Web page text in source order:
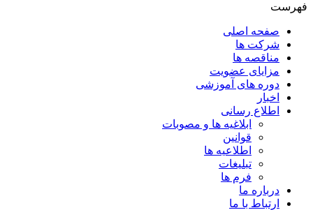
فهرست
صفحه اصلی
شرکت ها
مناقصه ها
مزایای عضویت
دوره های آموزشی
اخبار
اطلاع رسانی
ابلاغیه ها و مصوبات
قوانین
اطلاعیه ها
تبلیغات
فرم ها
درباره ما
ارتباط با ما